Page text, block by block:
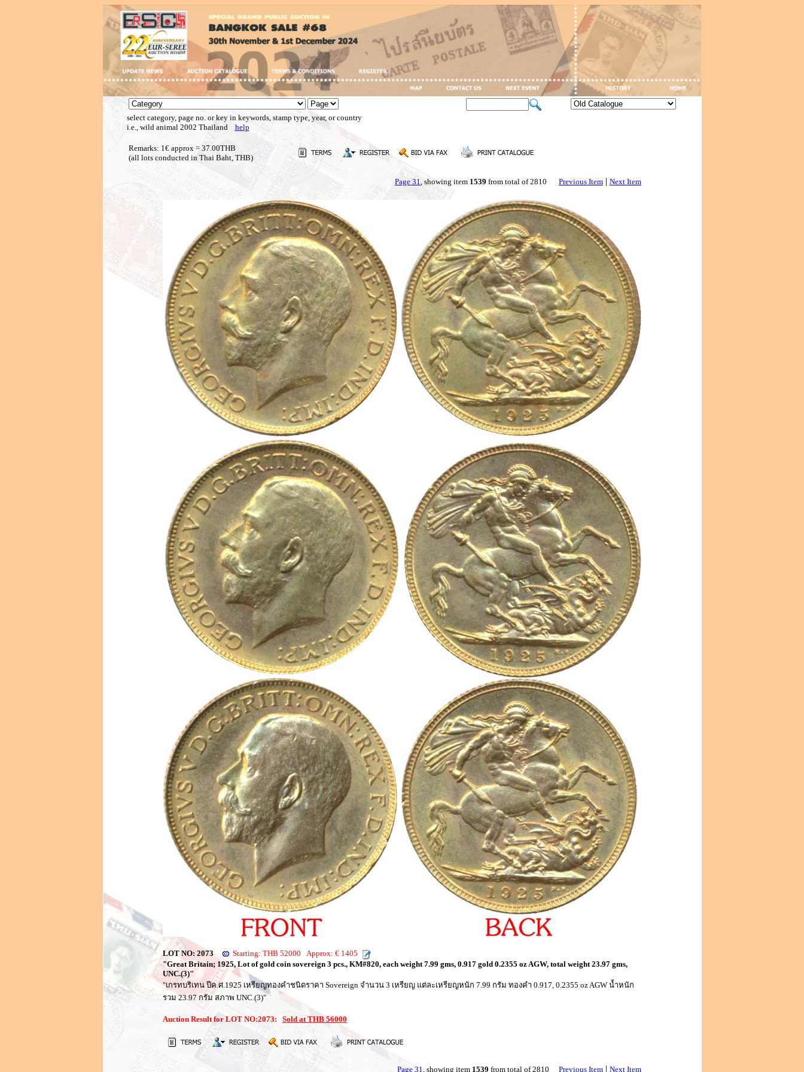
select category, page no. or key in keywords, stamp type, year, or country
i.e., wild animal 2002 Thailand help
Remarks: 1€ approx = 37.00THB
(all lots conducted in Thai Baht, THB)
Page 31, showing item 1539 from total of 2810 Previous Item | Next Item
LOT NO: 2073
Starting: THB 52000 Approx: € 1405
"Great Britain; 1925, Lot of gold coin sovereign 3 pcs., KM#820, each weight 7.99 gms, 0.917 gold 0.2355 oz AGW, total weight 23.97 gms,
UNC.(3)"
"เกรทบริเทน ปีค.ศ.1925 เหรียญทองคำชนิดราคา Sovereign จำนวน 3 เหรียญ แต่ละเหรียญหนัก 7.99 กรัม ทองคำ 0.917, 0.2355 oz AGW น้ำหนัก
รวม 23.97 กรัม สภาพ UNC.(3)"
Auction Result for LOT NO:2073: Sold at THB 56000
Page 31, showing item 1539 from total of 2810 Previous Item | Next Item